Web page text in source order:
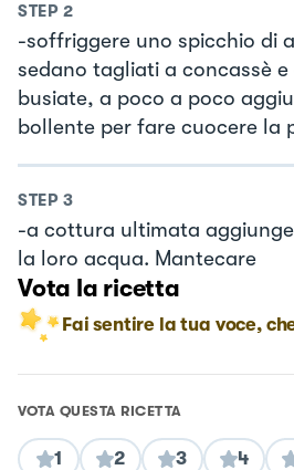
STEP 2
-soffriggere uno spicchio di
sedano tagliati a concassè
busiate, a poco a poco
bollente per fare cuocere la
STEP 3
-a cottura ultimata
la loro acqua. Mantecare
Vota la ricetta
Fai sentire la tua voce,
VOTA QUESTA RICETTA
1 2 3 4